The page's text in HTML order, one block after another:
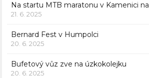
Na startu MTB maratonu v Kamenici
21. 6. 2025
Bernard Fest v Humpolci
20. 6. 2025
Bufetový vůz zve na úzkokolejku
20. 6. 2025